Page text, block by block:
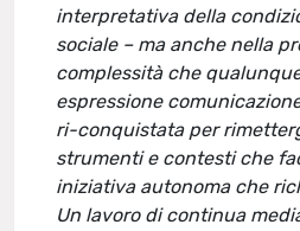
interpretativa della
sociale – ma anche nella
complessità che
espressione
ri-conquistata per
strumenti e contesti che
iniziativa autonoma che
Un lavoro di continua